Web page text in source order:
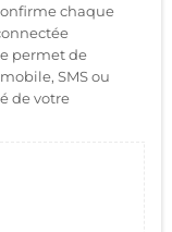
chaque
permet de
SMS ou
de votre